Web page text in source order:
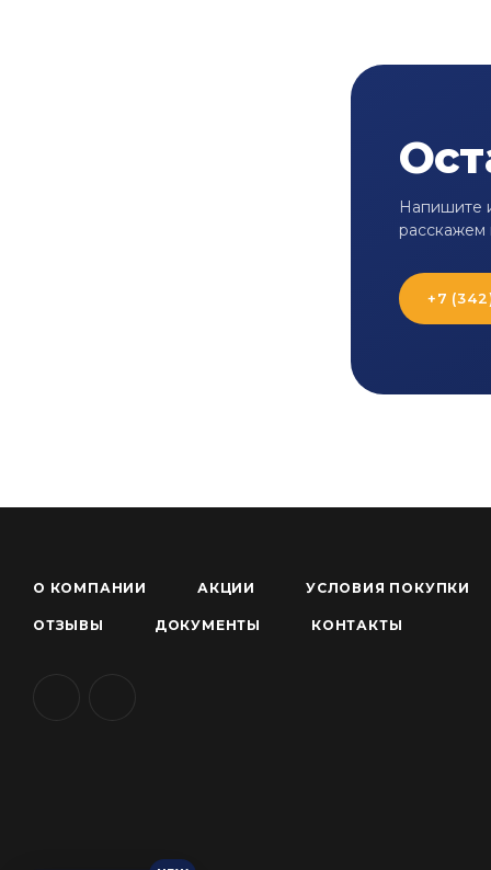
Напишите
расскажем
+7
О КОМПАНИИ АКЦИИ УСЛОВИЯ ПОКУПКИ
ОТЗЫВЫ ДОКУМЕНТЫ КОНТАКТЫ